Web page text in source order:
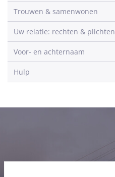
Trouwen & samenwonen
Uw relatie: rechten & plichten
Voor- en achternaam
Hulp